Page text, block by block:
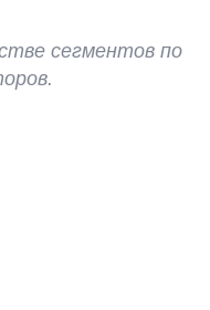
сегментов по